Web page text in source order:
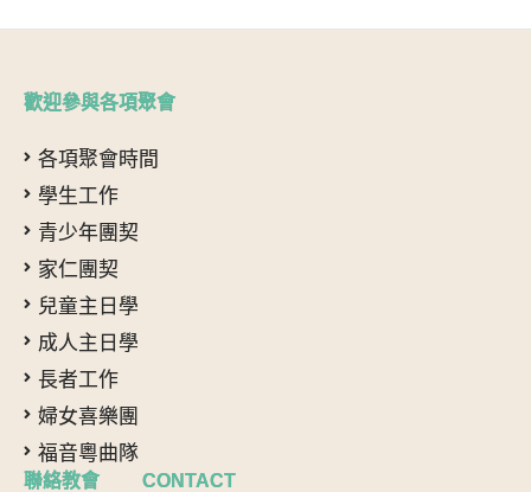
歡迎參與各項聚會
各項聚會時間
學生工作
青少年團契
家仁團契
兒童主日學
成人主日學
長者工作
婦女喜樂團
福音粵曲隊
聯絡教會 CONTACT